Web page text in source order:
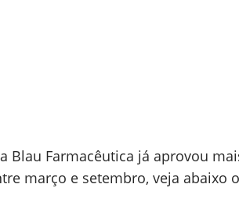
a Blau Farmacêutica já aprovou
março e setembro, veja abaixo